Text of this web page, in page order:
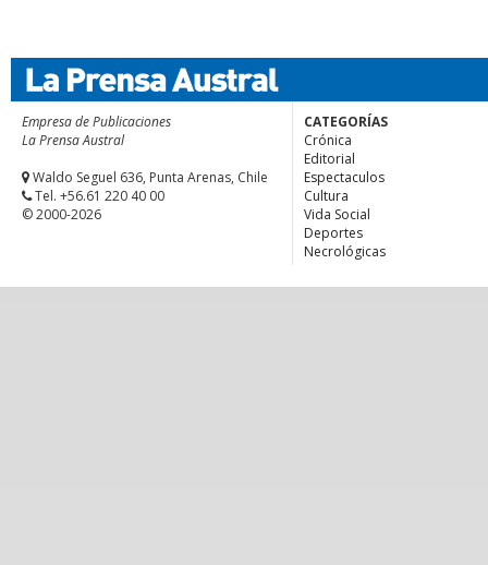
Empresa de Publicaciones
La Prensa Austral
Waldo Seguel 636, Punta Arenas, Chile
Tel. +56.61 220 40 00
© 2000-2026
CATEGORÍAS
Crónica
Editorial
Espectaculos
Cultura
Vida Social
Deportes
Necrológicas